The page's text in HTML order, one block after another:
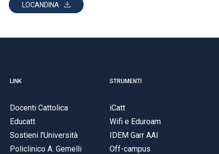
LOCANDINA
LINK
Docenti Cattolica
Educatt
Sostieni l'Università
Policlinico A. Gemelli
STRUMENTI
iCatt
Wifi e Eduroam
IDEM Garr AAI
Off-campus